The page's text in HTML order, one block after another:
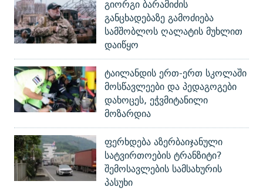
გიორგი ბარამიძის
განცხადებაზე გამოძიება
სამშობლოს ღალატის მუხლით
დაიწყო
ტაილანდის ერთ-ერთ სკოლაში
მოსწავლეები და პედაგოგები
დახოცეს, ეჭვმიტანილი
მოზარდია
ფერხდება აზერბაიჯანული
სატვირთოების ტრანზიტი?
შემოსავლების სამსახურის
პასუხი